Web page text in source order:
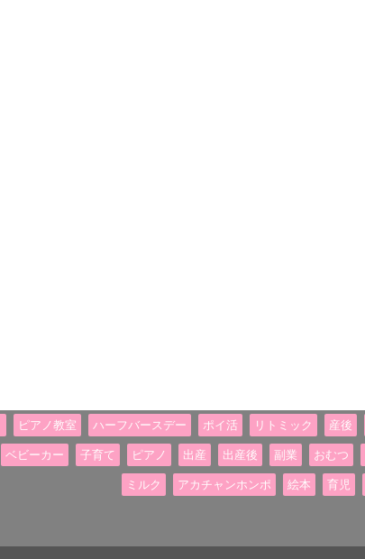
ピアノ教室 ハーフバースデー ポイ活 リトミック 産後
ベビーカー 子育て ピアノ 出産 出産後 副業 おむつ
ミルク アカチャンホンポ 絵本 育児